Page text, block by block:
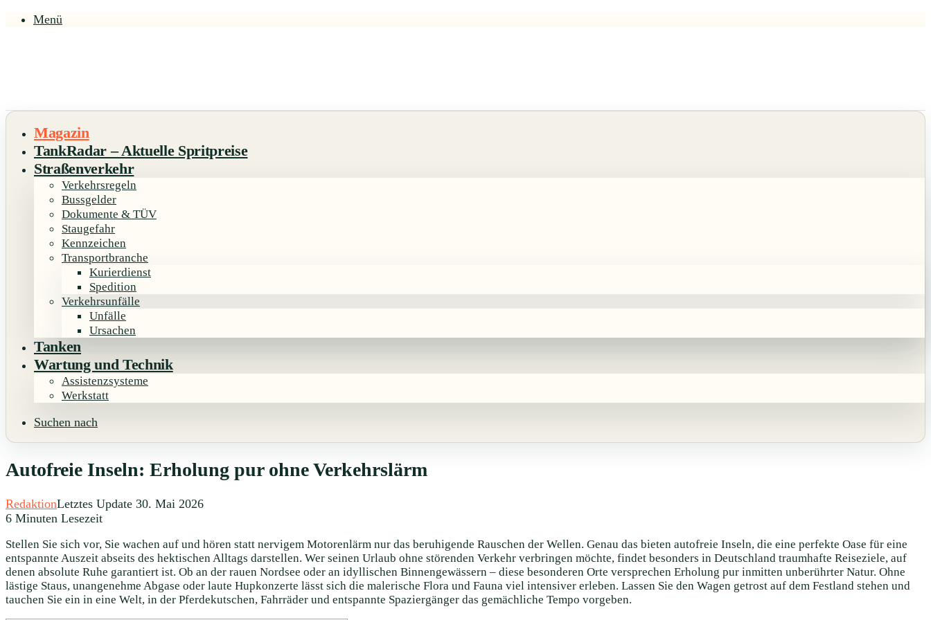
Menü
Magazin
TankRadar – Aktuelle Spritpreise
Straßenverkehr
Verkehrsregeln
Bussgelder
Dokumente & TÜV
Staugefahr
Kennzeichen
Transportbranche
Kurierdienst
Spedition
Verkehrsunfälle
Unfälle
Ursachen
Tanken
Wartung und Technik
Assistenzsysteme
Werkstatt
Suchen nach
Autofreie Inseln: Erholung pur ohne Verkehrslärm
RedaktionLetztes Update 30. Mai 2026
6 Minuten Lesezeit
Stellen Sie sich vor, Sie wachen auf und hören statt nervigem Motorenlärm nur das beruhigende Rauschen der Wellen. Genau das bieten autofreie Inseln, die eine perfekte Oase für eine
entspannte Auszeit abseits des hektischen Alltags darstellen. Wer seinen Urlaub ohne störenden Verkehr verbringen möchte, findet besonders in Deutschland traumhafte Reiseziele, auf
denen absolute Ruhe garantiert ist. Ob an der rauen Nordsee oder an idyllischen Binnengewässern – diese besonderen Orte versprechen Erholung pur inmitten unberührter Natur. Ohne
lästige Staus, unangenehme Abgase oder laute Hupkonzerte lässt sich die malerische Flora und Fauna viel intensiver erleben. Lassen Sie den Wagen getrost auf dem Festland stehen und
tauchen Sie ein in eine Welt, in der Pferdekutschen, Fahrräder und entspannte Spaziergänger das gemächliche Tempo vorgeben.